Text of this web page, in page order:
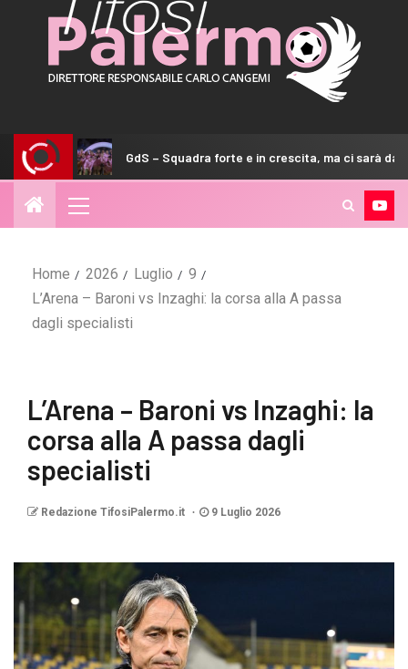
GdS – Squadra forte e in crescita, ma ci sarà da lottare
Home 2026 Luglio
9
L’Arena – Baroni vs Inzaghi: la corsa alla A passa
dagli specialisti
L’Arena – Baroni vs Inzaghi: la
corsa alla A passa dagli
specialisti
Redazione TifosiPalermo.it 9 Luglio 2026